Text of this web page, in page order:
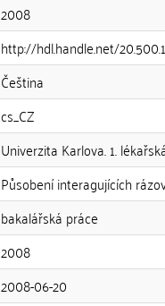
2008
http://hdl.handle.net/
Čeština
cs_CZ
Univerzita Karlova. 1.
Působení interagujících
bakalářská práce
2008
2008-06-20